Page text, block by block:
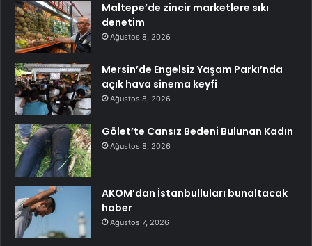
Maltepe’de zincir marketlere sıkı
denetim
Ağustos 8, 2026
Mersin’de Engelsiz Yaşam Parkı’nda
açık hava sinema keyfi
Ağustos 8, 2026
Gölet’te Cansız Bedeni Bulunan Kadın
Ağustos 8, 2026
AKOM’dan İstanbulluları bunaltacak
haber
Ağustos 7, 2026